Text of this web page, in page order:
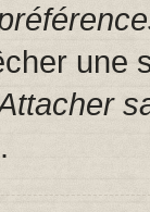
une